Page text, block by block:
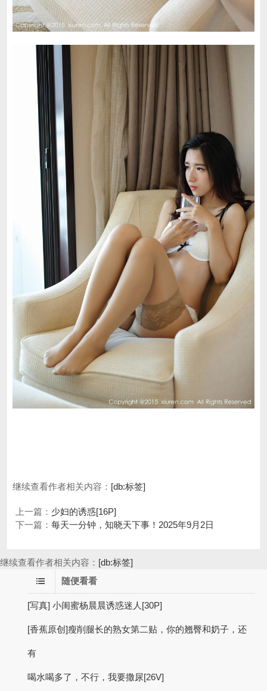
继续查看作者相关内容： [db:标签]
上一篇： 少妇的诱惑[16P]
下一篇： 每天一分钟，知晓天下事！2025年9月2日
继续查看作者相关内容： [db:标签]
随便看看
[写真] 小闺蜜杨晨晨诱惑迷人[30P]
[香蕉原创]瘦削腿长的熟女第二贴，你的翘臀和奶子，还
有
喝水喝多了，不行，我要撒尿[26V]